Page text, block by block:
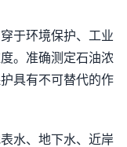
于环境保护、工业
。准确测定石油浓
具有不可替代的作
水、地下水、近岸